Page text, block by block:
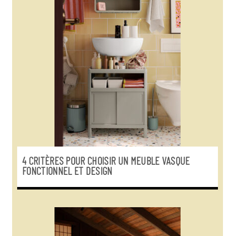
4 CRITÈRES POUR CHOISIR UN MEUBLE VASQUE
FONCTIONNEL ET DESIGN